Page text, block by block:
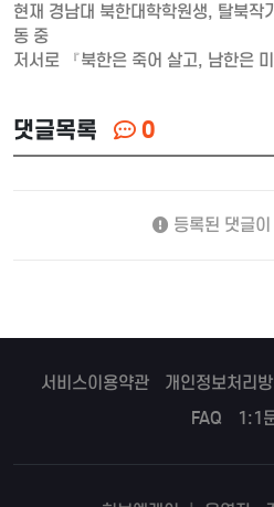
현재 경남대 북한대학학원생, 탈북작
동 중
저서로 『북한은 죽어 살고, 남한은
댓글목록 0
등록된 댓글
서비스이용약관 개인정보처리
FAQ
1:1